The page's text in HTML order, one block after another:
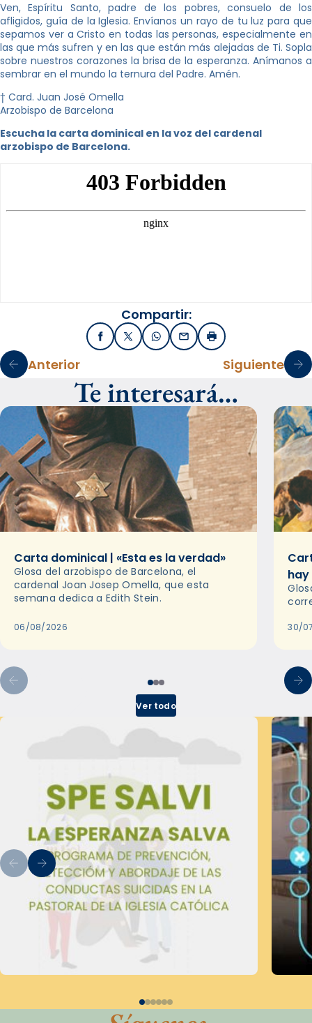
Ven, Espíritu Santo, padre de los pobres, consuelo de los
afligidos, guía de la Iglesia. Envíanos un rayo de tu luz para que
sepamos ver a Cristo en todas las personas, especialmente en
las que más sufren y en las que están más alejadas de Ti. Sopla
sobre nuestros corazones la brisa de la esperanza. Anímanos a
sembrar en el mundo la ternura del Padre. Amén.
† Card. Juan José Omella
Arzobispo de Barcelona
Escucha la carta dominical en la voz del cardenal
arzobispo de Barcelona.
Compartir:
FacebookX / TwitterWhatsApp
EmailImprimir
Anterior Siguiente
Te interesará…
Carta dominical | «Esta es la verdad»
Glosa del arzobispo de Barcelona, el
cardenal Joan Josep Omella, que esta
semana dedica a Edith Stein.
06/08/2026 30/
Ver todo